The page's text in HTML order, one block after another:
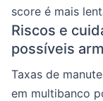
score é mais
Riscos e
possíveis
Taxas de
em multibanco